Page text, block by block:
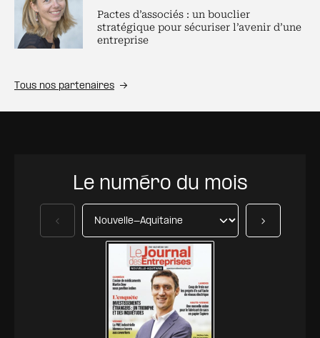
Pactes d’associés : un bouclier
stratégique pour sécuriser l’avenir d’une
entreprise
Tous nos partenaires
Le numéro du mois
Précédent Suivant